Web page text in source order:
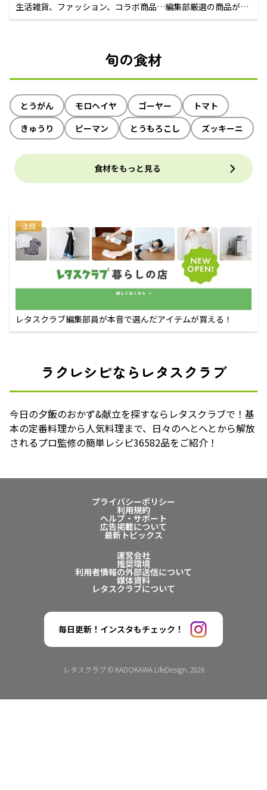
生活雑貨、ファッション、コラボ商品…編集部厳選の商品が買
えるECサイト
旬の食材
とうがん モロヘイヤ ゴーヤー
トマト
きゅうり
ピーマン とうもろこし ズッキーニ
食材をもっと見る
注目
レタスクラブ編集部員が本音で選んだアイテムが買える！
ラクレシピならレタスクラブ
今日の夕飯のおかず&献立を探すならレタスクラブで！基
本の定番料理から人気料理まで、日々のへとへとから解放
されるプロ監修の簡単レシピ36582品をご紹介！
プライバシーポリシー
利用規約
ヘルプ・サポート
広告掲載について
最新トピックス
運営会社
推奨環境
利用者情報の外部送信について
媒体資料
レタスクラブについて
毎日更新！インスタもチェック！
レタスクラブ © KADOKAWA LifeDesign. 2026